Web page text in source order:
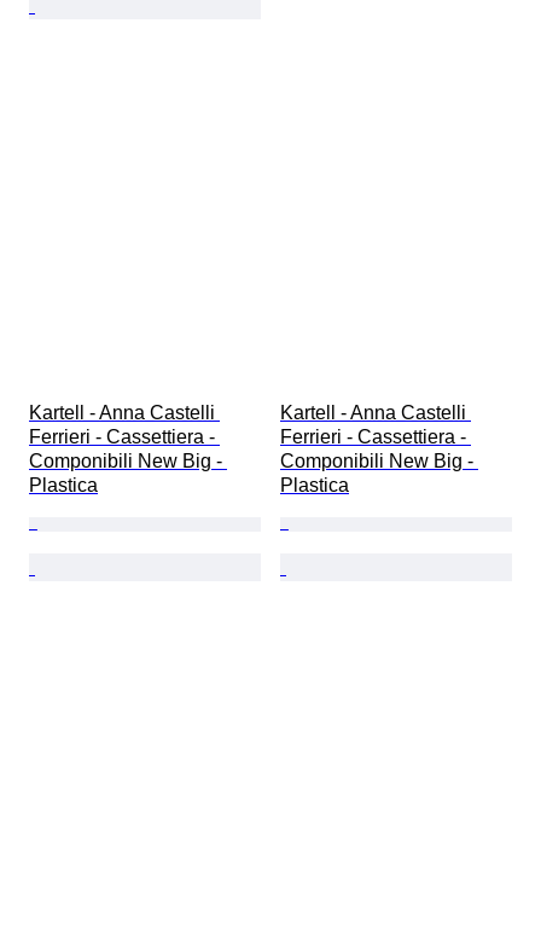
Kartell - Anna Castelli
Ferrieri - Cassettiera -
Componibili New Big -
Plastica
Kartell - Anna Castelli
Ferrieri - Cassettiera -
Componibili New Big -
Plastica